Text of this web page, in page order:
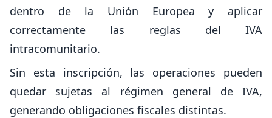
dentro de la Unión Europea y aplicar
correctamente las reglas del IVA
intracomunitario.
Sin esta inscripción, las operaciones pueden
quedar sujetas al régimen general de IVA,
generando obligaciones fiscales distintas.